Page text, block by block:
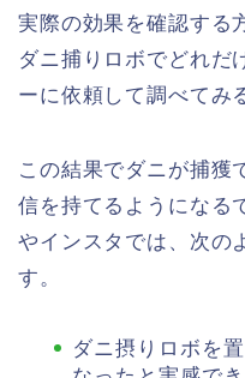
実際の効果を確認する
ダニ捕りロボでどれだ
ーに依頼して調べてみ
この結果でダニが捕獲
信を持てるようになる
やインスタでは、次の
す。
ダニ摂りロボを